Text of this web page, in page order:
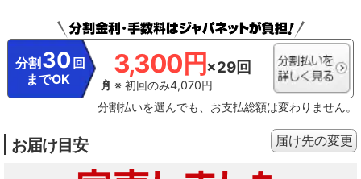
分割 30 回
までOK
3,300円×29回
※ 初回のみ4,070円
分割払いを選んでも、お支払総額は変わりません。
お届け目安 届け先の変更